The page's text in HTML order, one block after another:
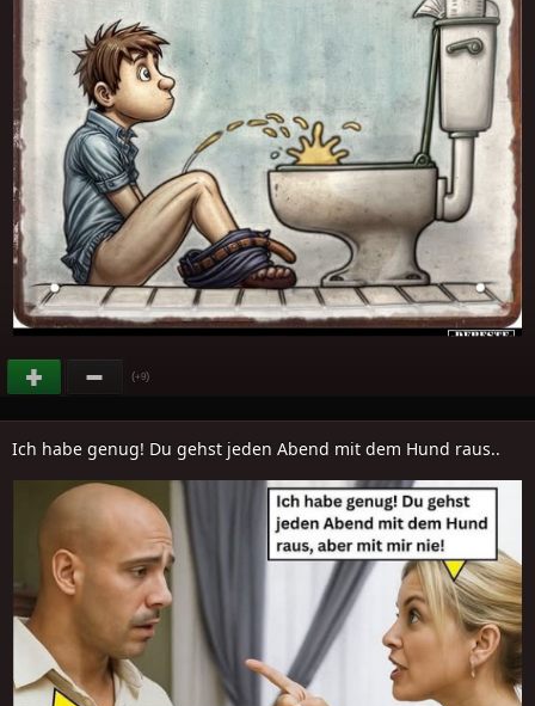
(+9)
Ich habe genug! Du gehst jeden Abend mit dem Hund raus..